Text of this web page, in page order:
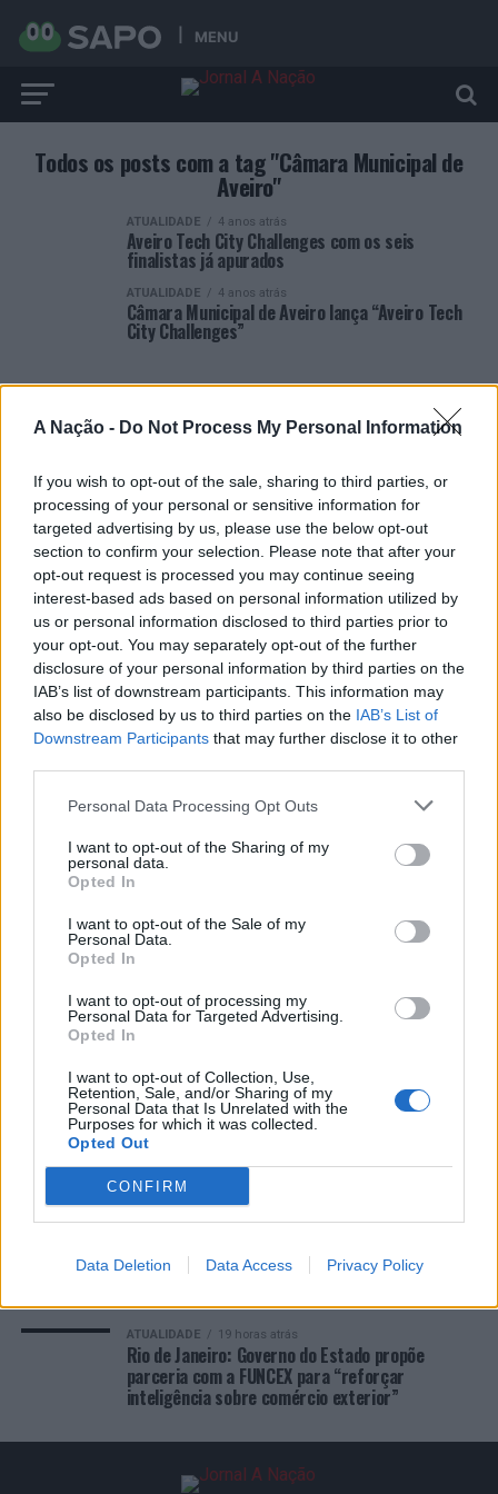
A Nação - Do Not Process My Personal Information
If you wish to opt-out of the sale, sharing to third parties, or
processing of your personal or sensitive information for
targeted advertising by us, please use the below opt-out
section to confirm your selection. Please note that after your
opt-out request is processed you may continue seeing
interest-based ads based on personal information utilized by
us or personal information disclosed to third parties prior to
your opt-out. You may separately opt-out of the further
disclosure of your personal information by third parties on the
IAB’s list of downstream participants. This information may
also be disclosed by us to third parties on the IAB’s List of
Downstream Participants that may further disclose it to other
Personal Data Processing Opt Outs
I want to opt-out of the Sharing of my
personal data.
Opted In
I want to opt-out of the Sale of my
Personal Data.
Opted In
I want to opt-out of processing my
Personal Data for Targeted Advertising.
Opted In
I want to opt-out of Collection, Use,
Retention, Sale, and/or Sharing of my
Personal Data that Is Unrelated with the
Purposes for which it was collected.
Opted Out
CONFIRM
Data Deletion Data Access Privacy Policy
MENU
Todos os posts com a tag "Câmara Municipal de
Aveiro"
ATUALIDADE 4 anos atrás
Aveiro Tech City Challenges com os seis
finalistas já apurados
ATUALIDADE 4 anos atrás
Câmara Municipal de Aveiro lança “Aveiro Tech
City Challenges”
ARTIGOS RECENTES
Castelo Branco: “Bienal Internacional de Artes e Ofícios”
promete afirmar artesanato, património e inovação como
“motores de desenvolvimento económico e cultural” do
município português
Covilhã: Especialista aponta investimento estrangeiro e
valorização imobiliária como motores do crescimento da
Beira Interior
FUNCEX para “reforçar inteligência sobre comércio
exterior”
Esposende acolhe festival de kitesurf
ATUALIDADE 2 horas atrás
Castelo Branco: “Bienal Internacional de Artes e
Ofícios” promete afirmar artesanato,
património e inovação como “motores de
desenvolvimento económico e cultural” do
município português
Covilhã: Especialista aponta investimento
estrangeiro e valorização imobiliária como
motores do crescimento da Beira Interior
ATUALIDADE 19 horas atrás
Rio de Janeiro: Governo do Estado propõe
parceria com a FUNCEX para “reforçar
inteligência sobre comércio exterior”